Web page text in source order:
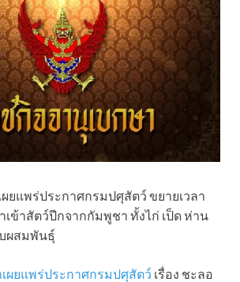
ผยแพร่ประกาศกรมปศุสัตว์ ขยายเวลา
เข้าสัตว์ปีกจากกัมพูชา ทั้งไก่ เป็ด ห่าน
ผสมพันธุ์
ผยแพร่ประกาศกรมปศุสัตว์ เรื่อง ชะลอ